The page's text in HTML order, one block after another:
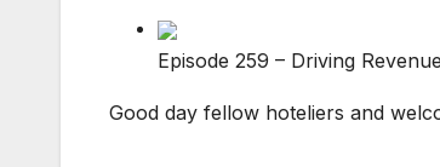
Episode 259 – Driving
Good day fellow hoteliers and